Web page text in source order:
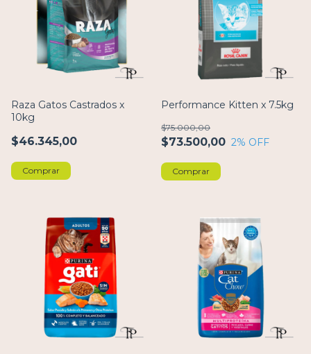
Raza Gatos Castrados x
10kg
$46.345,00
Comprar
Performance Kitten x 7.5kg
$73.500,00
$75.000,00
2% OFF
Comprar